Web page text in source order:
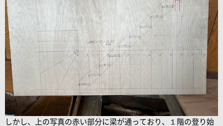
しかし、上の写真の赤い部分に梁が通っており、１階の登り始